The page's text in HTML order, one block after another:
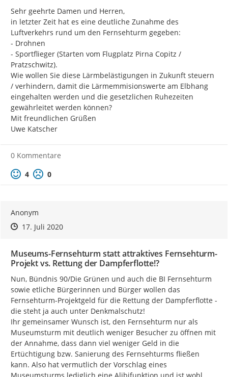
Sehr geehrte Damen und Herren,
in letzter Zeit hat es eine deutliche Zunahme des
Luftverkehrs rund um den Fernsehturm gegeben:
- Drohnen
- Sportflieger (Starten vom Flugplatz Pirna Copitz /
Pratzschwitz).
Wie wollen Sie diese Lärmbelästigungen in Zukunft steuern
/ verhindern, damit die Lärmemmisionswerte am Elbhang
eingehalten werden und die gesetzlichen Ruhezeiten
gewährleitet werden können?
Mit freundlichen Grüßen
Uwe Katscher
0 Kommentare
Positive Bewertung
4 Negative Bewertung
0
Anonym
Zeitpunkt des Erstellens
Zeitpunkt des Erstellens
17. Juli 2020Zur Äußerung
Museums-Fernsehturm statt attraktives Fernsehturm-
Projekt vs. Rettung der Dampferflotte!?
Nun, Bündnis 90/Die Grünen und auch die BI Fernsehturm
sowie etliche Bürgerinnen und Bürger wollen das
Fernsehturm-Projektgeld für die Rettung der Dampferflotte -
die steht ja auch unter Denkmalschutz!
Ihr gemeinsamer Wunsch ist, den Fernsehturm nur als
Museumsturm mit deutlich weniger Besucher zu öffnen mit
der Annahme, dass dann viel weniger Geld in die
Ertüchtigung bzw. Sanierung des Fernsehturms fließen
kann. Also hat vermutlich der Vorschlag eines
Museumsturms lediglich eine Alibifunktion und ist wohl